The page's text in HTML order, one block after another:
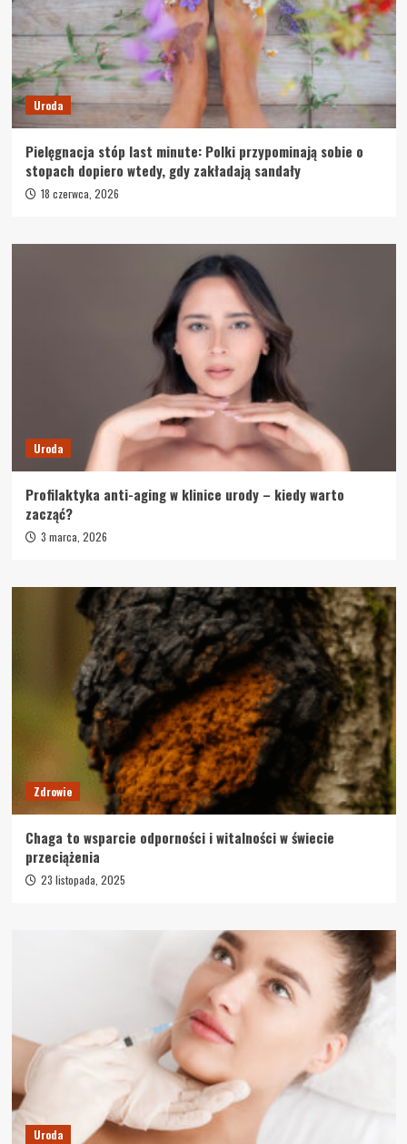
Uroda
Pielęgnacja stóp last minute: Polki przypominają sobie o
stopach dopiero wtedy, gdy zakładają sandały
18 czerwca, 2026
Uroda
Profilaktyka anti-aging w klinice urody – kiedy warto
zacząć?
3 marca, 2026
Zdrowie
Chaga to wsparcie odporności i witalności w świecie
przeciążenia
23 listopada, 2025
Uroda